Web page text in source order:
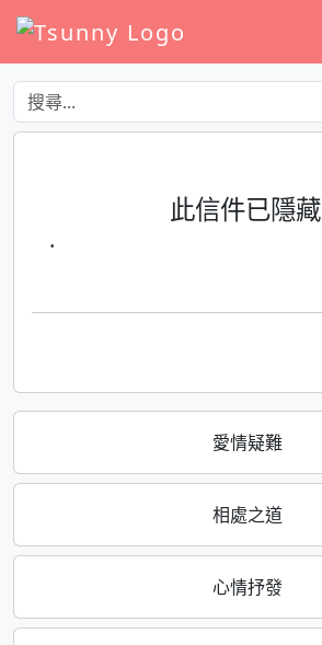
愛情疑難
相處之道
心情抒發
此信件已隱藏
·